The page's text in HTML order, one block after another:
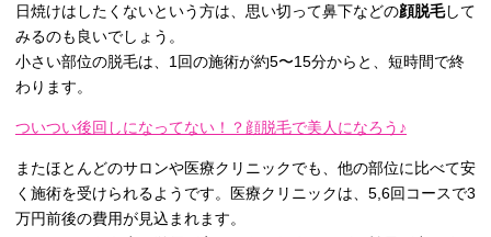
日焼けはしたくないという方は、思い切って鼻下などの顔脱毛して
みるのも良いでしょう。
小さい部位の脱毛は、1回の施術が約5〜15分からと、短時間で終
わります。
ついつい後回しになってない！？顔脱毛で美人になろう♪
またほとんどのサロンや医療クリニックでも、他の部位に比べて安
く施術を受けられるようです。医療クリニックは、5,6回コースで3
万円前後の費用が見込まれます。